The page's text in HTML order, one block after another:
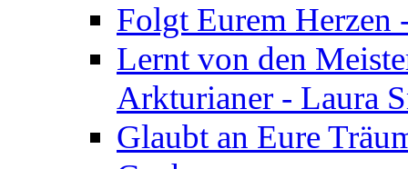
Folgt Eurem
Lernt von den
Arkturianer - Laura
Glaubt an Eure